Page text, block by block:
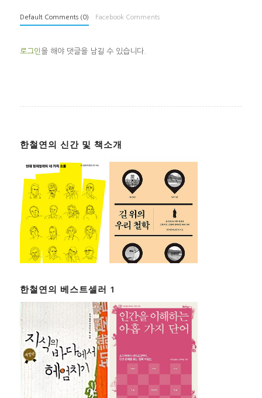
Default Comments (0) Facebook Comments
로그인을 해야 댓글을 남길 수 있습니다.
한철연의 신간 및 책소개
한철연의 베스트셀러 1